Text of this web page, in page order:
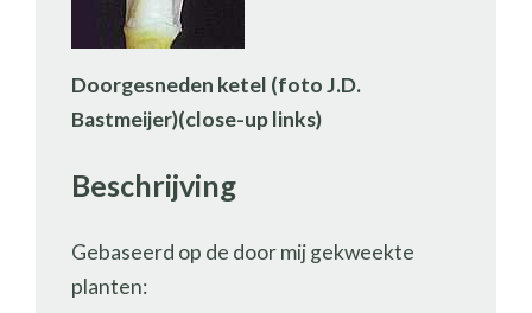
Doorgesneden ketel (foto J.D.
Bastmeijer)(close-up links)
Beschrijving
Gebaseerd op de door mij gekweekte
planten: